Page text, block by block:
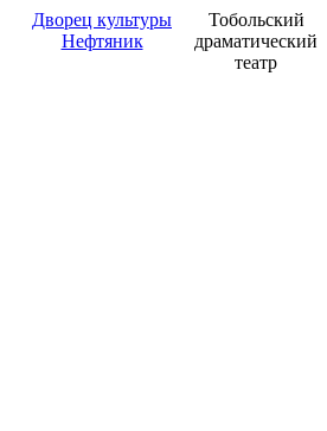
Дворец культуры
Нефтяник
Тобольский
драматический
театр